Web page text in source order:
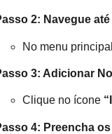
2: Navegue
No menu
3: Adicionar
Clique no ícone
4: Preencha